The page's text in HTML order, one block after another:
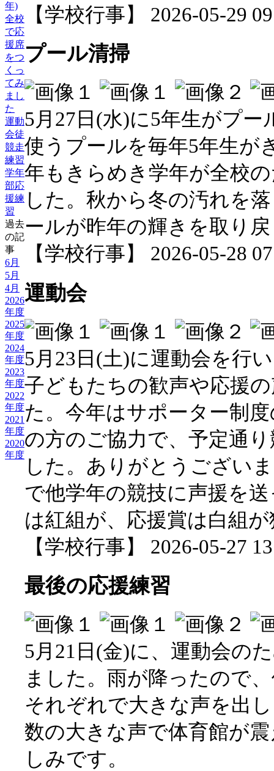
年)
全校
で応
援席
をつ
くっ
てみ
まし
た
運動
会徒
競走
練習
学年
部応
援練
習
過去
の記
事
6月
5月
4月
2026
年度
2025
年度
2024
年度
2023
年度
2022
年度
2021
年度
2020
年度
【学校行事】 2026-05-29
プール清掃
5月27日(水)に5年生がプ
使うプールを毎年5年生が
年もきらめき学年が全校
した。秋から冬の汚れを
ールが昨年の輝きを取り
【学校行事】 2026-05-28
運動会
5月23日(土)に運動会を行
子どもたちの歓声や応援
た。今年はサポーター制
の方のご協力で、予定通
した。ありがとうござい
で他学年の競技に声援を
は紅組が、応援賞は白組
【学校行事】 2026-05-27
最後の応援練習
5月21日(金)に、運動会の
ました。雨が降ったので
それぞれで大きな声を出
数の大きな声で体育館が
しみです。